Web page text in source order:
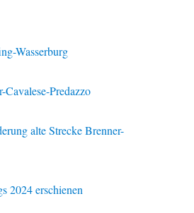
Wasserburg
Predazzo
alte Strecke Brenner-
2024 erschienen